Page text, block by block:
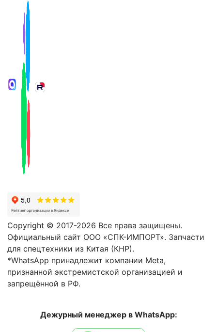
Copyright © 2017-2026 Все права защищены.
Официальный сайт ООО «СПК-ИМПОРТ». Запчасти
для спецтехники из Китая (КНР).
*WhatsApp принадлежит компании Meta,
признанной экстремистской организацией и
запрещённой в РФ.
Дежурный менеджер в WhatsApp: